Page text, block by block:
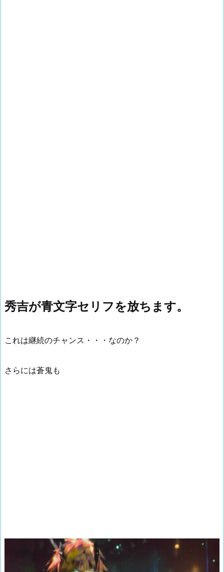
秀吉が青文字セリフを放ちます。
これは継続のチャンス・・・なのか？
さらには蒼鬼も